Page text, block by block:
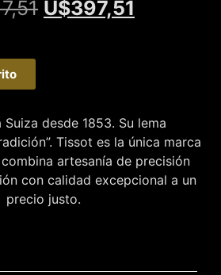
U$397,51
desde 1853. Su lema
Tissot es la única marca
artesanía de precisión
con calidad excepcional a un
precio justo.